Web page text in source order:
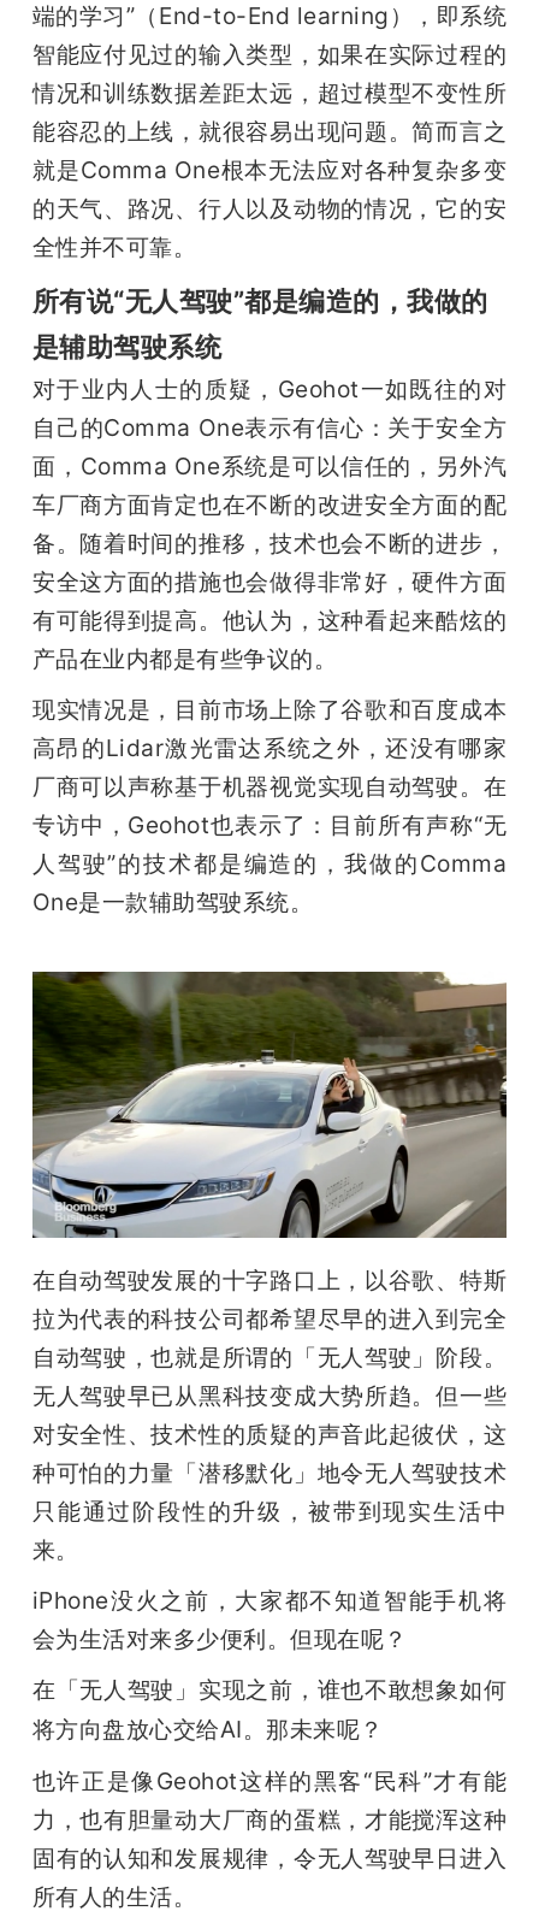
端的学习”（End-to-End learning），即系统
智能应付见过的输入类型，如果在实际过程的
情况和训练数据差距太远，超过模型不变性所
能容忍的上线，就很容易出现问题。简而言之
就是Comma One根本无法应对各种复杂多变
的天气、路况、行人以及动物的情况，它的安
全性并不可靠。
所有说“无人驾驶”都是编造的，我做的
是辅助驾驶系统
对于业内人士的质疑，Geohot一如既往的对
自己的Comma One表示有信心：关于安全方
面，Comma One系统是可以信任的，另外汽
车厂商方面肯定也在不断的改进安全方面的配
备。随着时间的推移，技术也会不断的进步，
安全这方面的措施也会做得非常好，硬件方面
有可能得到提高。他认为，这种看起来酷炫的
产品在业内都是有些争议的。
现实情况是，目前市场上除了谷歌和百度成本
高昂的Lidar激光雷达系统之外，还没有哪家
厂商可以声称基于机器视觉实现自动驾驶。在
专访中，Geohot也表示了：目前所有声称“无
人驾驶”的技术都是编造的，我做的Comma
One是一款辅助驾驶系统。
在自动驾驶发展的十字路口上，以谷歌、特斯
拉为代表的科技公司都希望尽早的进入到完全
自动驾驶，也就是所谓的「无人驾驶」阶段。
无人驾驶早已从黑科技变成大势所趋。但一些
对安全性、技术性的质疑的声音此起彼伏，这
种可怕的力量「潜移默化」地令无人驾驶技术
只能通过阶段性的升级，被带到现实生活中
来。
iPhone没火之前，大家都不知道智能手机将
会为生活对来多少便利。但现在呢？
在「无人驾驶」实现之前，谁也不敢想象如何
将方向盘放心交给AI。那未来呢？
也许正是像Geohot这样的黑客“民科”才有能
力，也有胆量动大厂商的蛋糕，才能搅浑这种
固有的认知和发展规律，令无人驾驶早日进入
所有人的生活。